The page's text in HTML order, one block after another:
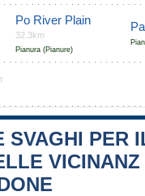
Po River Plain
32.3km
Pianura (Pianure)
SVAGHI PER
VICINANZ